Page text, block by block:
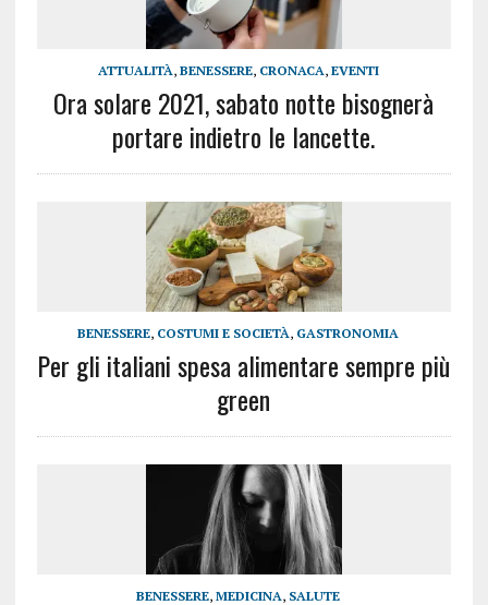
ATTUALITÀ, BENESSERE, CRONACA, EVENTI
Ora solare 2021, sabato notte bisognerà
portare indietro le lancette.
BENESSERE, COSTUMI E SOCIETÀ, GASTRONOMIA
Per gli italiani spesa alimentare sempre più
green
BENESSERE,MEDICINA, SALUTE